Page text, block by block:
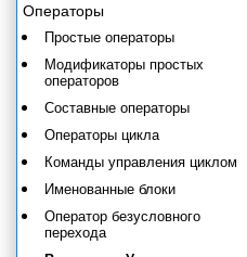
Операторы
Простые операторы
Модификаторы простых
операторов
Составные операторы
Операторы цикла
Команды управления циклом
Именованные блоки
Оператор безусловного
перехода